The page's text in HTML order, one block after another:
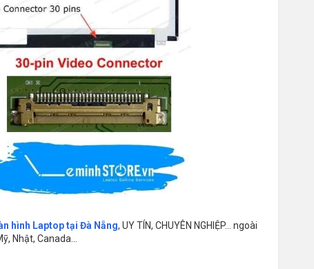
hình Laptop tại Đà Nẵng, UY TÍN, CHUYÊN NGHIỆP... ngoài
Nhật, Canada...